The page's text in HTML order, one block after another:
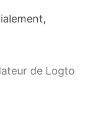
de Logto